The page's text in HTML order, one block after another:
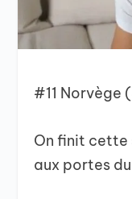
#11 Norvège
On finit cette
aux portes